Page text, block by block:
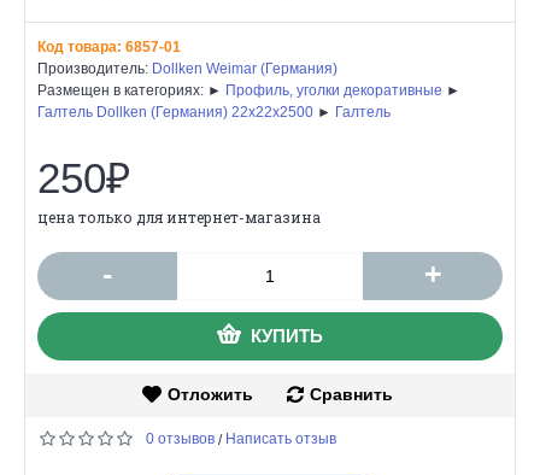
Код товара: 6857-01
Производитель: Dollken Weimar (Германия)
Размещен в категориях: ► Профиль, уголки декоративные ►
Галтель Dollken (Германия) 22х22х2500 ► Галтель
250₽
цена только для интернет-магазина
- +
КУПИТЬ
Отложить Сравнить
0 отзывов / Написать отзыв